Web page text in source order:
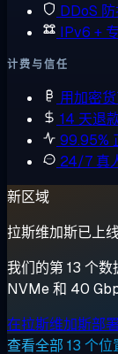
DDoS
IPv6 +
计费与信任
用加密
14 天退
99.95%
24/7 真
新区域
拉斯维加斯已上
我们的第 13 个
NVMe 和 40
在拉斯维加斯部
查看全部 13 个